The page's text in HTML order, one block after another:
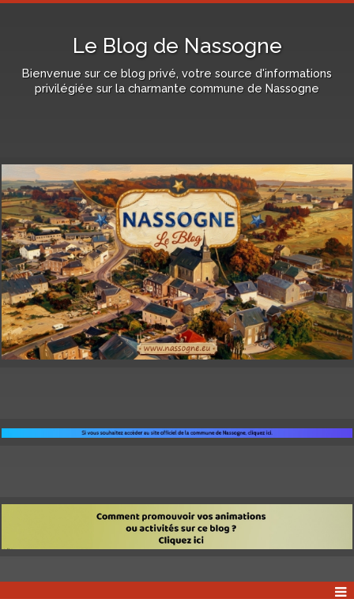
Le Blog de Nassogne
Bienvenue sur ce blog privé, votre source d'informations
privilégiée sur la charmante commune de Nassogne